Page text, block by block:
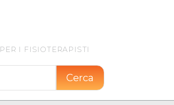
PER I FISIOTERAPISTI
Cerca